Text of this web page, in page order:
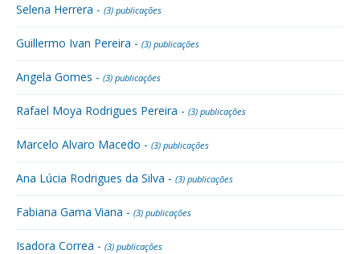
Selena Herrera - (3) publicações
Guillermo Ivan Pereira - (3) publicações
Angela Gomes - (3) publicações
Rafael Moya Rodrigues Pereira - (3) publicações
Marcelo Alvaro Macedo - (3) publicações
Ana Lúcia Rodrigues da Silva - (3) publicações
Fabiana Gama Viana - (3) publicações
Isadora Correa - (3) publicações